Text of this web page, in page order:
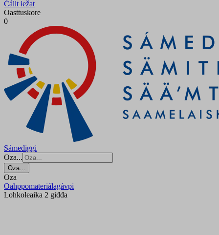
Čálit iežat
Oasttuskore
0
Sámediggi
Oza...
Oza...
Oza
Oahppomateriálagávpi
Lohkoleaika 2 giđđa